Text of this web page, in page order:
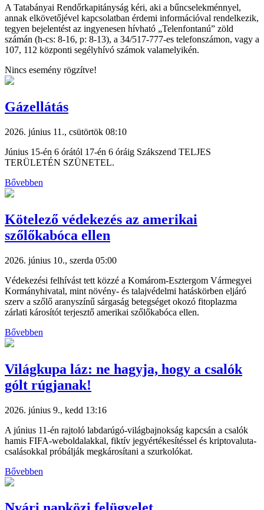
A Tatabányai Rendőrkapitányság kéri, aki a bűncselekménnyel,
annak elkövetőjével kapcsolatban érdemi információval rendelkezik,
tegyen bejelentést az ingyenesen hívható „Telenfontanú” zöld
számán (h-cs: 8-16, p: 8-13), a 34/517-777-es telefonszámon, vagy a
107, 112 központi segélyhívó számok valamelyikén.
Nincs esemény rögzítve!
Gázellátás
2026. június 11., csütörtök 08:10
Június 15-én 6 órától 17-én 6 óráig Szákszend TELJES
TERÜLETÉN SZÜNETEL.
Bővebben
Kötelező védekezés az amerikai
szőlőkabóca ellen
2026. június 10., szerda 05:00
Védekezési felhívást tett közzé a Komárom-Esztergom Vármegyei
Kormányhivatal, mint növény- és talajvédelmi hatáskörben eljáró
szerv a szőlő aranyszínű sárgaság betegséget okozó fitoplazma
zárlati károsítót terjesztő amerikai szőlőkabóca ellen.
Bővebben
Világkupa láz: ne hagyja, hogy a csalók
gólt rúgjanak!
2026. június 9., kedd 13:16
A június 11-én rajtoló labdarúgó-világbajnokság kapcsán a csalók
hamis FIFA-weboldalakkal, fiktív jegyértékesítéssel és kriptovaluta-
csalásokkal próbálják megkárosítani a szurkolókat.
Bővebben